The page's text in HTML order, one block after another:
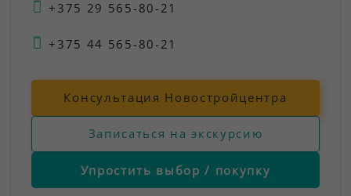
+375 29 565-80-21
+375 44 565-80-21
Консультация Новостройцентра
Записаться на экскурсию
Упростить выбор / покупку